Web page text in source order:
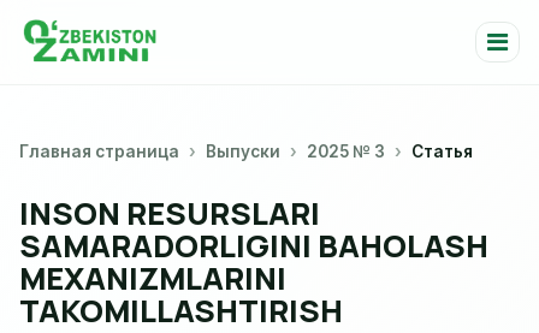
Главная страница Выпуски 2025 № 3 Статья
INSON RЕSURSLARI
SAMARADORLIGINI BAHOLASH
MЕXANIZMLARINI
TAKOMILLASHTIRISH